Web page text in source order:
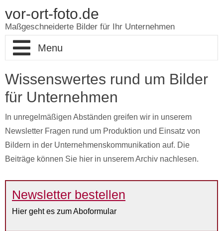
vor-ort-foto.de
Maßgeschneiderte Bilder für Ihr Unternehmen
Unser Service
Briefing Foto
Briefing Video
Newsletter
Wissenswertes rund um Bilder
für Unternehmen
In unregelmäßigen Abständen greifen wir in unserem
Newsletter Fragen rund um Produktion und Einsatz von
Bildern in der Unternehmenskommunikation auf. Die
Beiträge können Sie hier in unserem Archiv nachlesen.
Newsletter bestellen
Hier geht es zum Aboformular